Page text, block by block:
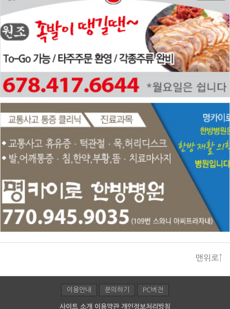
맨위로↑
이용안내 문의하기 PC버전
사이트 소개 이용약관 개인정보처리방침